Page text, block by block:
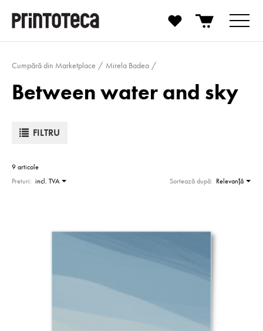
Cumpără din Marketplace Mirela Badea
Between water and sky
FILTRU
9 articole
Preturi: incl. TVA Sortează după: Relevanţă